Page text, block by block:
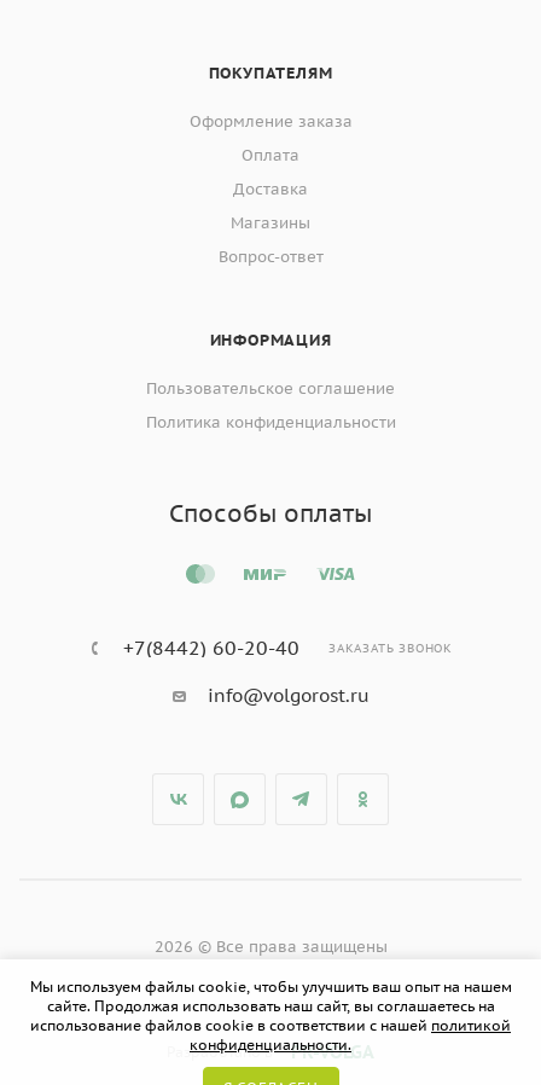
ПОКУПАТЕЛЯМ
Оформление заказа
Оплата
Доставка
Магазины
Вопрос-ответ
ИНФОРМАЦИЯ
Пользовательское соглашение
Политика конфиденциальности
Способы оплаты
+7(8442) 60-20-40 ЗАКАЗАТЬ ЗВОНОК
info@volgorost.ru
2026 © Все права защищены
Разработано в PR-VOLGA
Мы используем файлы cookie, чтобы улучшить ваш опыт на нашем
сайте. Продолжая использовать наш сайт, вы соглашаетесь на
использование файлов cookie в соответствии с нашей политикой
конфиденциальности.